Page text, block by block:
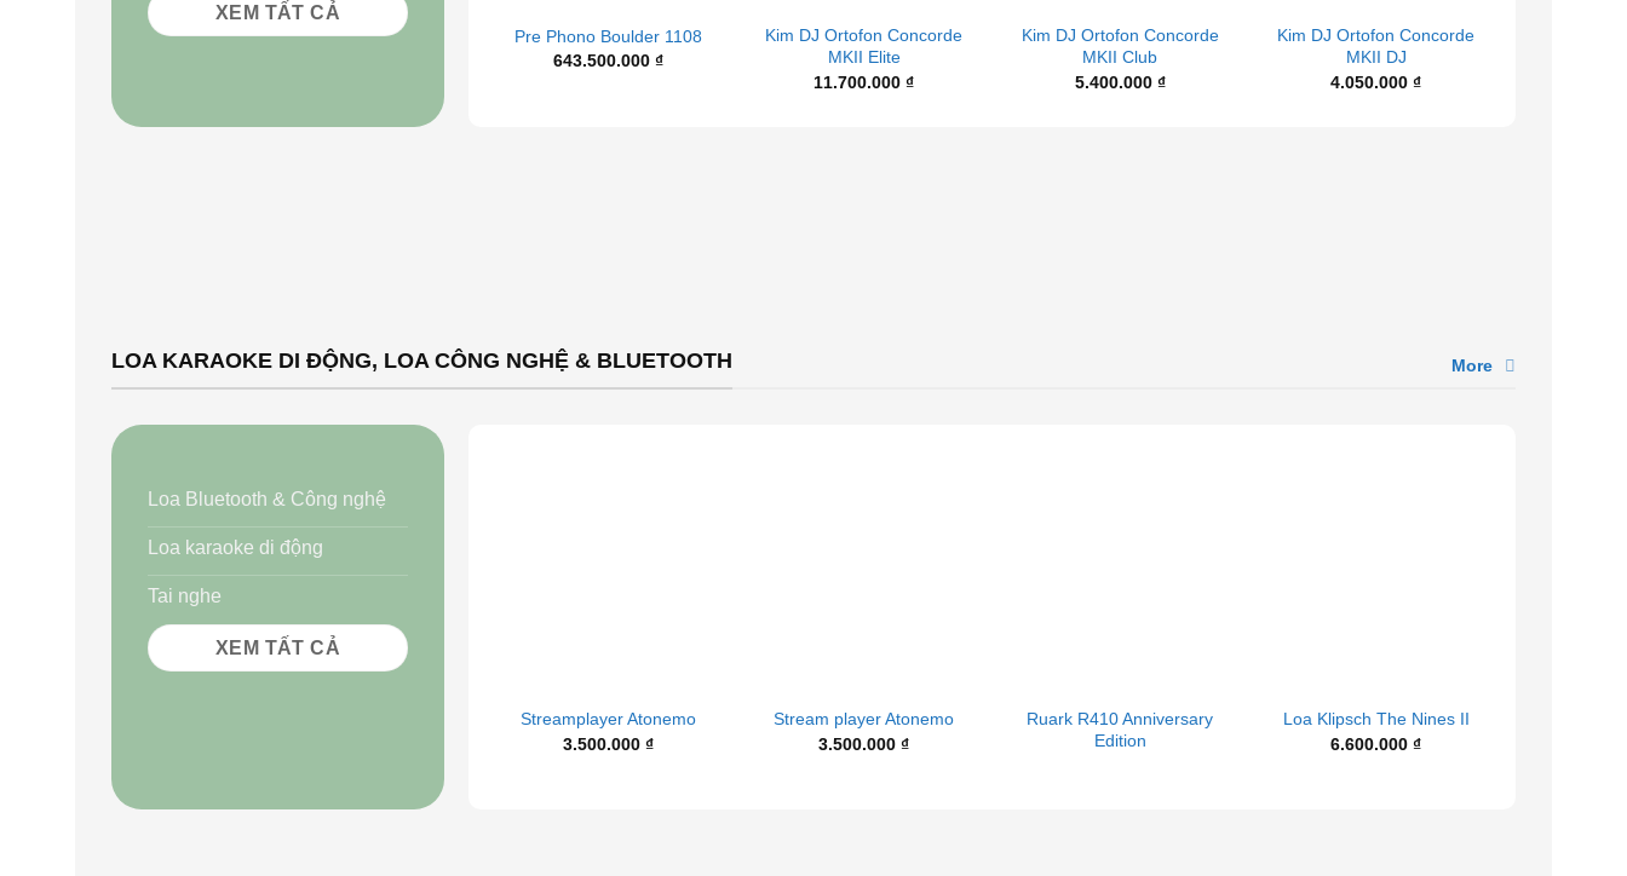
XEM TẤT CẢ
Pre Phono Boulder 1108
643.500.000 ₫
Kim DJ Ortofon Concorde
MKII Elite
11.700.000₫
Kim DJ Ortofon Concorde
MKII Club
5.400.000 ₫
Kim DJ Ortofon Concorde
MKII DJ
4.050.000 ₫
LOA KARAOKE DI ĐỘNG, LOA CÔNG NGHỆ & BLUETOOTH More
Loa Bluetooth & Công nghệ
Loa karaoke di động
Tai nghe
XEM TẤT CẢ
Streamplayer Atonemo
3.500.000 ₫
Stream player Atonemo
3.500.000₫
Ruark R410 Anniversary
Edition
Loa Klipsch The Nines II
6.600.000 ₫